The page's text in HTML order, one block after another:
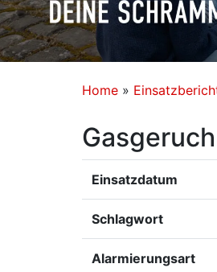
Home »
Einsatzdatum
Schlagwort
Alarmierungsart